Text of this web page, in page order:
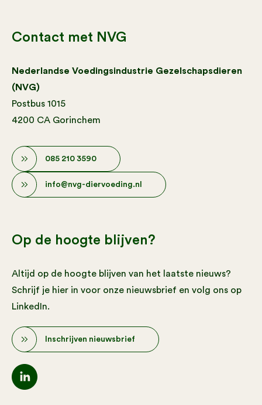
Contact met NVG
Nederlandse Voedingsindustrie Gezelschapsdieren
(NVG)
Postbus 1015
4200 CA Gorinchem
085 210 3590
info@nvg-diervoeding.nl
Op de hoogte blijven?
Altijd op de hoogte blijven van het laatste nieuws?
Schrijf je hier in voor onze nieuwsbrief en volg ons op
LinkedIn.
Inschrijven nieuwsbrief